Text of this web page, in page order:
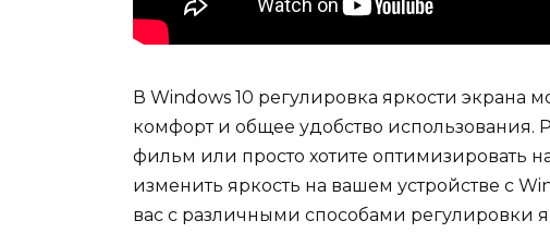
В Windows 10 регулировка яркости экрана
комфорт и общее удобство использования.
фильм или просто хотите оптимизировать
изменить яркость на вашем устройстве с
вас с различными способами регулировки